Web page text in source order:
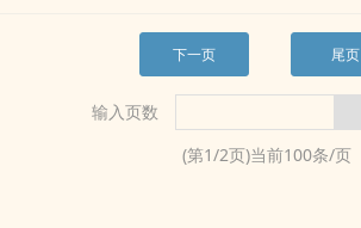
下一页 尾页
输入页数
(第1/2页)当前100条/页